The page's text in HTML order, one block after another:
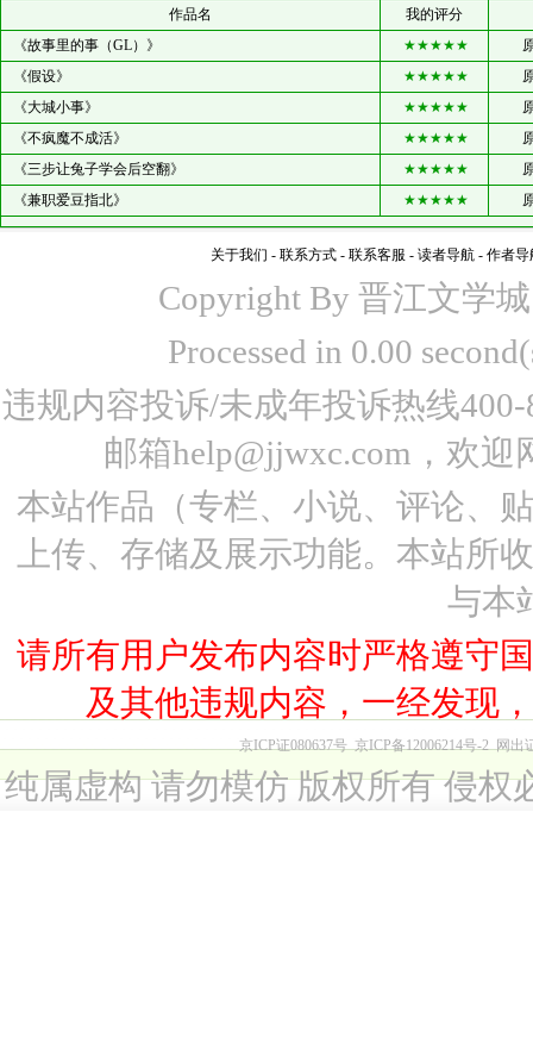
作品名
我的评分
《故事里的事（GL）》
★★★★★
《假设》
★★★★★
《大城小事》
★★★★★
《不疯魔不成活》
★★★★★
《三步让兔子学会后空翻》
★★★★★
《兼职爱豆指北》
★★★★★
关于我们 - 联系方式 - 联系客服 - 读者导航 - 作者导
Copyright By 晋江文学
Processed in 0.00
违规内容投诉/未成年投诉热线
邮箱help@jjwxc.com，欢
本站作品（专栏、小说、评论、
上传、存储及展示功能。本站所
与本
请所有用户发布内容时严格遵守
及其他违规内容，一经发现
京ICP证080637号 京ICP备12006214号-2 网出
纯属虚构 请勿模仿 版权所有 侵权